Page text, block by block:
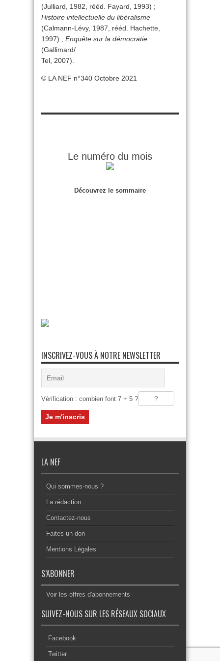
(Julliard, 1982, rééd. Fayard, 1993) ;
Histoire intellectuelle du libéralisme
(Calmann-Lévy, 1987, rééd. Hachette,
1997) ; Enquête sur la démocratie
(Gallimard/
Tel, 2007).
© LA NEF n°340 Octobre 2021
Le numéro du mois
Découvrez le sommaire
INSCRIVEZ-VOUS À NOTRE NEWSLETTER
Vérification : combien font 7 + 5 ?
LA NEF
Qui sommes-nous ?
La rédaction
Contactez-nous
Faites un don
Mentions Légales
S’ABONNER
Voir les offres d'abonnements
SUIVEZ-NOUS SUR LES RÉSEAUX SOCIAUX
Facebook
Twitter